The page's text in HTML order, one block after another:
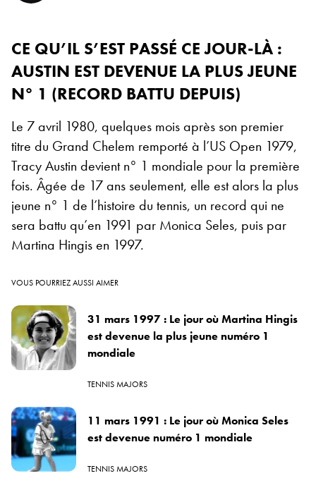
CE QU’IL S’EST PASSÉ CE JOUR-LÀ :
AUSTIN EST DEVENUE LA PLUS JEUNE
N° 1 (RECORD BATTU DEPUIS)
Le 7 avril 1980, quelques mois après son premier
titre du Grand Chelem remporté à l’US Open 1979,
Tracy Austin devient n° 1 mondiale pour la première
fois. Âgée de 17 ans seulement, elle est alors la plus
jeune n° 1 de l’histoire du tennis, un record qui ne
sera battu qu’en 1991 par Monica Seles, puis par
Martina Hingis en 1997.
VOUS POURRIEZ AUSSI AIMER
31 mars 1997 : Le jour où Martina Hingis
est devenue la plus jeune numéro 1
mondiale
TENNIS MAJORS
11 mars 1991 : Le jour où Monica Seles
est devenue numéro 1 mondiale
TENNIS MAJORS